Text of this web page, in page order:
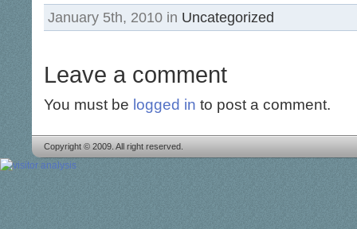
January 5th, 2010 in Uncategorized
Leave a comment
You must be logged in to post a comment.
Copyright © 2009. All right reserved.